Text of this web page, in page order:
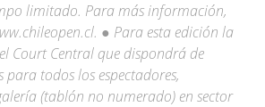
limitado. Para más información,
● Para esta edición la
Court Central que dispondrá de
todos los espectadores,
(tablón no numerado) en sector